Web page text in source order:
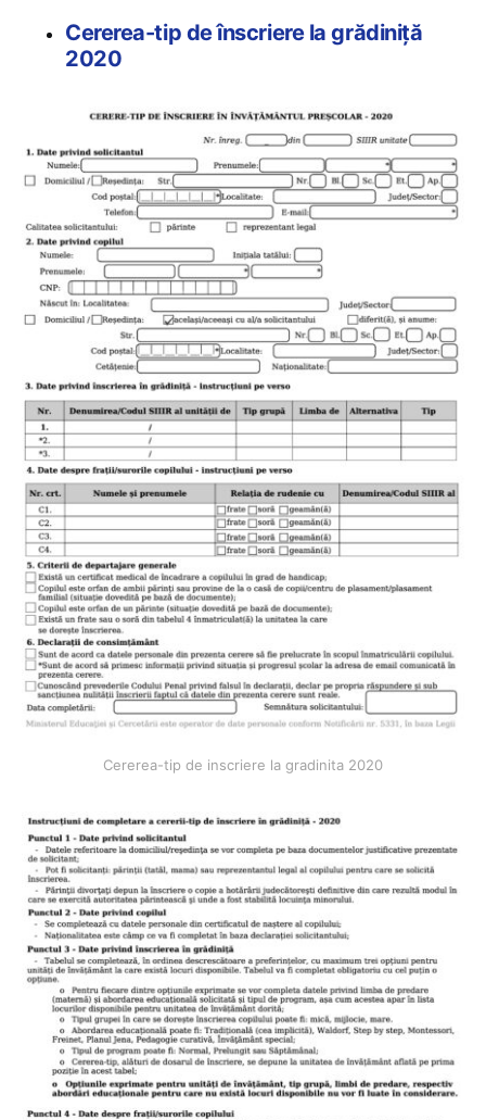
Cererea-tip de înscriere la grădiniță
2020
Cererea-tip de inscriere la gradinita 2020